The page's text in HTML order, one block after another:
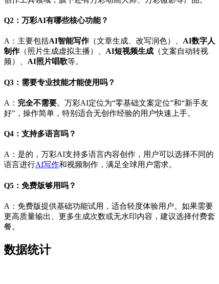
Q2：万彩AI有哪些核心功能？
A：主要包括AI智能写作（文章生成、改写润色）、 AI数字人
制作（照片生成虚拟主播）、 AI短视频生成 （文案自动转视
频）、 AI照片唱歌等。
Q3：需要专业技能才能使用吗？
A： 完全不需要。万彩AI定位为“零基础文案定位”和“新手友
好”，操作简单，特别适合无创作经验的用户快速上手。
Q4：支持多语言吗？
A：是的，万彩AI支持多语言内容创作，用户可以选择不同的
语言进行AI写作和视频制作，满足全球用户需求。
Q5：免费版够用吗？
A：免费版提供基础功能试用，适合轻度体验用户。如果需要
更高质量输出、更多生成次数或无水印内容，建议选择付费套
餐。
数据统计